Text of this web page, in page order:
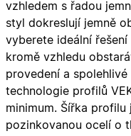
vzhledem s řadou
styl dokreslují jemně
vyberete ideální
kromě vzhledu
provedení a
technologie profilů
minimum. Šířka profilu
pozinkovanou ocelí o